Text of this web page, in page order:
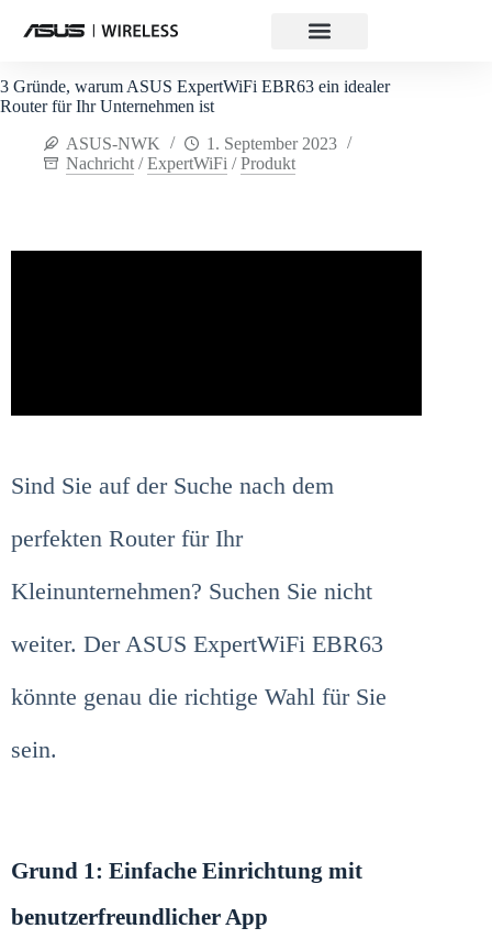
3 Gründe, warum ASUS ExpertWiFi EBR63 ein idealer
Router für Ihr Unternehmen ist
ASUS-NWK
1. September 2023
Nachricht /ExpertWiFi /Produkt
Sind Sie auf der Suche nach dem
perfekten Router für Ihr
Kleinunternehmen? Suchen Sie nicht
weiter. Der ASUS ExpertWiFi EBR63
könnte genau die richtige Wahl für Sie
sein.
Grund 1: Einfache Einrichtung mit
benutzerfreundlicher App